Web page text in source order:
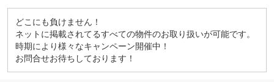
どこにも負けません！
ネットに掲載されてるすべての物件のお取り扱いが可能です。
時期により様々なキャンペーン開催中！
お問合せお待ちしております！